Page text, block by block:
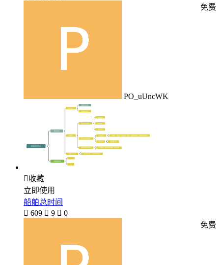
PO_uUncWK
免费
收藏
立即使用
船舶总时间
 609  9  0
免费